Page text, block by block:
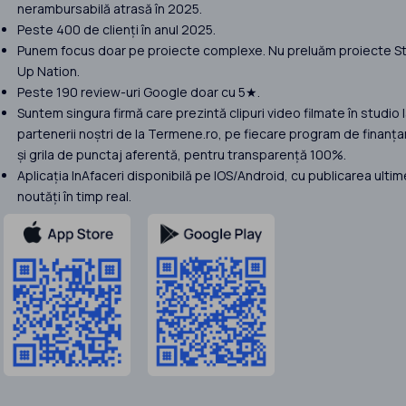
nerambursabilă atrasă în 2025.
Peste 400 de clienți în anul 2025.
Punem focus doar pe proiecte complexe. Nu preluăm proiecte
Up Nation.
Peste 190 review-uri Google doar cu 5★.
Suntem singura firmă care prezintă clipuri video filmate în studio
partenerii noștri de la Termene.ro, pe fiecare program de
și grila de punctaj aferentă, pentru transparență 100%.
Aplicația InAfaceri disponibilă pe IOS/Android, cu publicarea
noutăți în timp real.